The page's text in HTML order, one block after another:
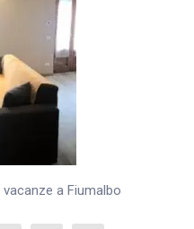
a Fiumalbo